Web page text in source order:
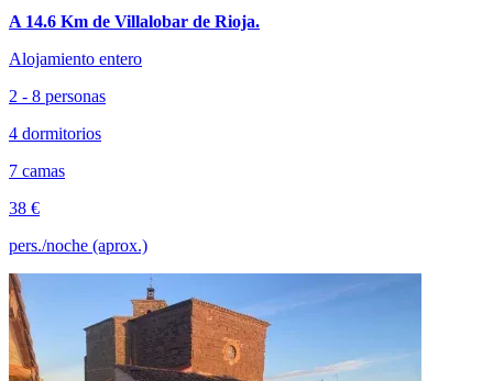
A 14.6 Km de Villalobar de Rioja.
Alojamiento entero
2 - 8 personas
4 dormitorios
7 camas
38 €
pers./noche (aprox.)